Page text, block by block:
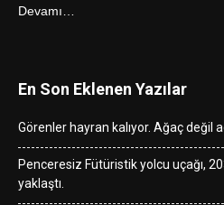
Devamı…
En Son Eklenen Yazılar
Görenler hayran kalıyor. Ağaç değil
Penceresiz Fütüristik yolcu uçağı,
yaklaştı.